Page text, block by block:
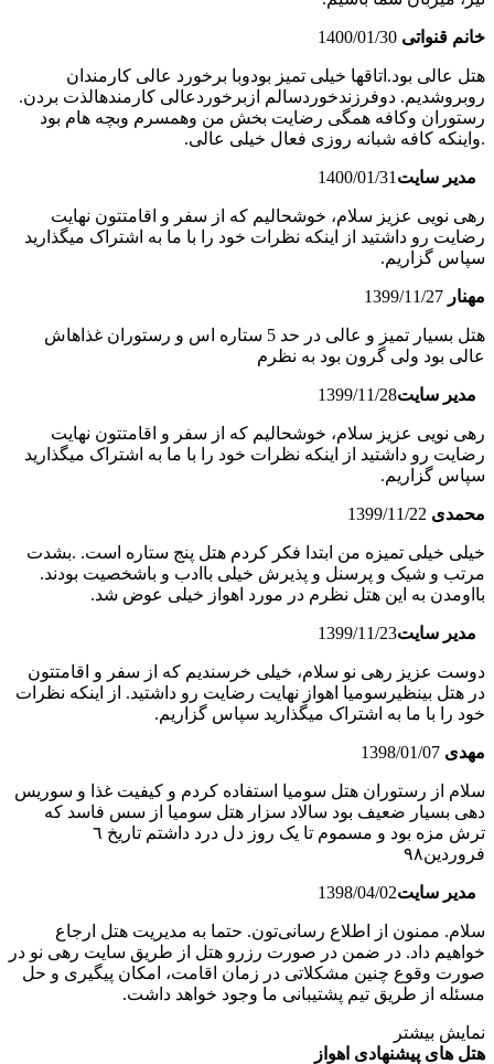
خانم قنواتی 1400/01/30
هتل عالی بود.اتاقها خیلی تمیز بودوبا برخورد عالی کارمندان
روبروشدیم. دوفرزندخوردسالم ازبرخوردعالی کارمندهالذت بردن.
رستوران وکافه همگی رضایت بخش من وهمسرم وبچه هام بود
.واینکه کافه شبانه روزی فعال خیلی عالی.
مدیر سایت 1400/01/31
رهی نویی عزیز سلام، خوشحالیم که از سفر و اقامتتون نهایت
رضایت رو داشتید از اینکه نظرات خود را با ما به اشتراک میگذارید
سپاس گزاریم.
مهنار 1399/11/27
هتل بسیار تمیز و عالی در حد 5 ستاره اس و رستوران غذاهاش
عالی بود ولی گرون بود به نظرم
مدیر سایت1399/11/28
رهی نویی عزیز سلام، خوشحالیم که از سفر و اقامتتون نهایت
رضایت رو داشتید از اینکه نظرات خود را با ما به اشتراک میگذارید
سپاس گزاریم.
محمدی 1399/11/22
خیلی خیلی تمیزه من ابتدا فکر کردم هتل پنج ستاره است. .بشدت
مرتب و شیک و پرسنل و پذیرش خیلی باادب و باشخصیت بودند.
بااومدن به این هتل نظرم در مورد اهواز خیلی عوض شد.
مدیر سایت1399/11/23
دوست عزیز رهی نو سلام، خیلی خرسندیم که از سفر و اقامتتون
در هتل بینظیرسومیا اهواز نهایت رضایت رو داشتید. از اینکه نظرات
خود را با ما به اشتراک میگذارید سپاس گزاریم.
مهدی 1398/01/07
سلام از رستوران هتل سومیا استفاده کردم و کیفیت غذا و سوریس
دهی بسیار ضعیف بود سالاد سزار هتل سومیا از سس فاسد که
ترش مزه بود و مسموم تا یک روز دل درد داشتم تاریخ ٦
فروردین٩٨
مدیر سایت1398/04/02
سلام. ممنون از اطلاع رسانی‌تون. حتما به مدیریت هتل ارجاع
خواهیم داد. در ضمن در صورت رزرو هتل از طریق سایت رهی نو در
صورت وقوع چنین مشکلاتی در زمان اقامت، امکان پیگیری و حل
مسئله از طریق تیم پشتیبانی ما وجود خواهد داشت.
نمایش بیشتر
هتل های پیشنهادی اهواز